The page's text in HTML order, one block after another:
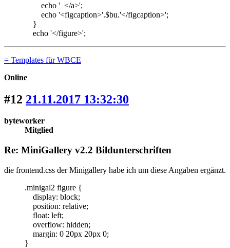
echo ' </a>';
echo '<figcaption>'.$bu.'</figcaption>';
}
echo '</figure>';
= Templates für WBCE
Online
#12 21.11.2017 13:32:30
byteworker
Mitglied
Re: MiniGallery v2.2 Bildunterschriften
die frontend.css der Minigallery habe ich um diese Angaben ergänzt.
.minigal2 figure {
display: block;
position: relative;
float: left;
overflow: hidden;
margin: 0 20px 20px 0;
}